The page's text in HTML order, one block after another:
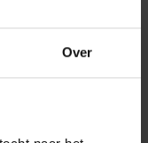
Over
ECO